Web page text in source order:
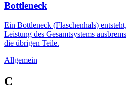
Bottleneck
Ein Bottleneck (Flaschenhals)
Leistung des Gesamtsystems
die übrigen Teile.
Allgemein
C